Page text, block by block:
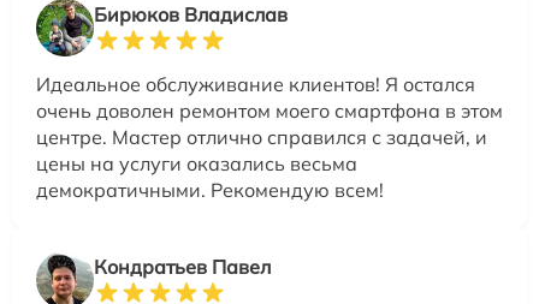
Бирюков Владислав
Идеальное обслуживание клиентов! Я остался
очень доволен ремонтом моего смартфона в этом
центре. Мастер отлично справился с задачей, и
цены на услуги оказались весьма
демократичными. Рекомендую всем!
Кондратьев Павел